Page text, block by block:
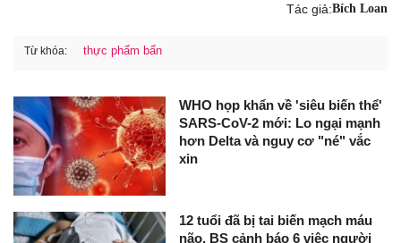
Tác giả:Bích Loan
Từ khóa: thực phẩm bẩn
WHO họp khẩn về 'siêu biến thể'
SARS-CoV-2 mới: Lo ngại mạnh
hơn Delta và nguy cơ "né" vắc
xin
12 tuổi đã bị tai biến mạch máu
não, BS cảnh báo 6 việc người